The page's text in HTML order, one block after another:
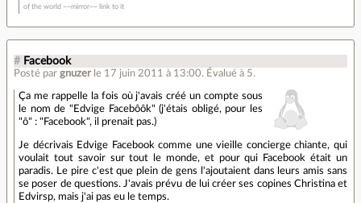
of the world ~~mirror~~ link to it
# Facebook
Posté par gnuzer le 17 juin 2011 à 13:00. Évalué à 5.
Ça me rappelle la fois où j'avais créé un compte sous
le nom de "Edvige Facebôôk" (j'étais obligé, pour les
"ô" : "Facebook", il prenait pas.)
Je décrivais Edvige Facebook comme une vieille concierge chiante, qui
voulait tout savoir sur tout le monde, et pour qui Facebook était un
paradis. Le pire c'est que plein de gens l'ajoutaient dans leurs amis sans
se poser de questions. J'avais prévu de lui créer ses copines Christina et
Edvirsp, mais j'ai pas eu le temps.